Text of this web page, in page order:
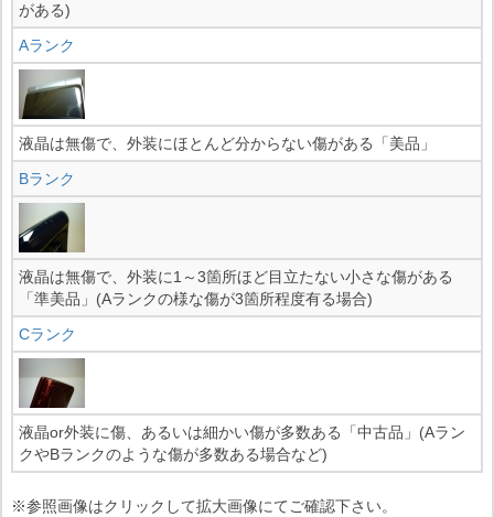
がある)
Aランク
液晶は無傷で、外装にほとんど分からない傷がある「美品」
Bランク
液晶は無傷で、外装に1～3箇所ほど目立たない小さな傷がある
「準美品」(Aランクの様な傷が3箇所程度有る場合)
Cランク
液晶or外装に傷、あるいは細かい傷が多数ある「中古品」(Aラン
クやBランクのような傷が多数ある場合など)
※参照画像はクリックして拡大画像にてご確認下さい。